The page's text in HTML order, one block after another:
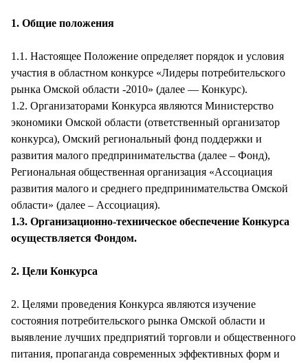
1. Общие положения
1.1. Настоящее Положение определяет порядок и условия
участия в областном конкурсе «Лидеры потребительского
рынка Омской области -2010» (далее — Конкурс).
1.2. Организаторами Конкурса являются Министерство
экономики Омской области (ответственный организатор
конкурса), Омский региональный фонд поддержки и
развития малого предпринимательства (далее – Фонд),
Региональная общественная организация «Ассоциация
развития малого и среднего предпринимательства Омской
области» (далее – Ассоциация).
1.3. Организационно-техническое обеспечение Конкурса
осуществляется Фондом.
2. Цели Конкурса
2. Целями проведения Конкурса являются изучение
состояния потребительского рынка Омской области и
выявление лучших предприятий торговли и общественного
питания, пропаганда современных эффективных форм и